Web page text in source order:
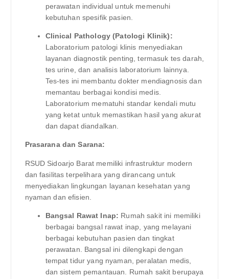
perawatan individual untuk memenuhi
kebutuhan spesifik pasien.
Clinical Pathology (Patologi Klinik):
Laboratorium patologi klinis menyediakan
layanan diagnostik penting, termasuk tes darah,
tes urine, dan analisis laboratorium lainnya.
Tes-tes ini membantu dokter mendiagnosis dan
memantau berbagai kondisi medis.
Laboratorium mematuhi standar kendali mutu
yang ketat untuk memastikan hasil yang akurat
dan dapat diandalkan.
Prasarana dan Sarana:
RSUD Sidoarjo Barat memiliki infrastruktur modern
dan fasilitas terpelihara yang dirancang untuk
menyediakan lingkungan layanan kesehatan yang
nyaman dan efisien.
Bangsal Rawat Inap: Rumah sakit ini memiliki
berbagai bangsal rawat inap, yang melayani
berbagai kebutuhan pasien dan tingkat
perawatan. Bangsal ini dilengkapi dengan
tempat tidur yang nyaman, peralatan medis,
dan sistem pemantauan. Rumah sakit berupaya